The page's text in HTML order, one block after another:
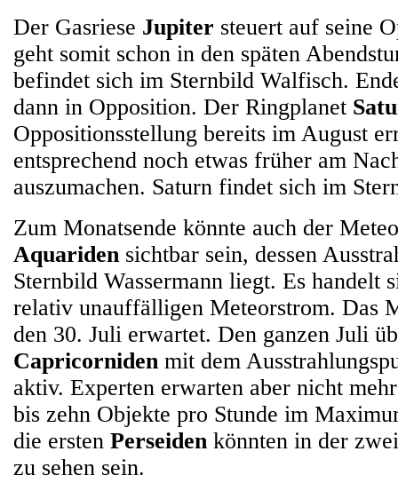
Der Gasriese Jupiter steuert auf seine
geht somit schon in den späten
befindet sich im Sternbild Walfisch.
dann in Opposition. Der Ringplanet
Oppositionsstellung bereits im August
entsprechend noch etwas früher am
auszumachen. Saturn findet sich im
Zum Monatsende könnte auch der
Aquariden sichtbar sein, dessen
Sternbild Wassermann liegt. Es handelt
relativ unauffälligen Meteorstrom. Das
den 30. Juli erwartet. Den ganzen Juli
Capricorniden mit dem
aktiv. Experten erwarten aber nicht
bis zehn Objekte pro Stunde im
die ersten Perseiden könnten in der
zu sehen sein.